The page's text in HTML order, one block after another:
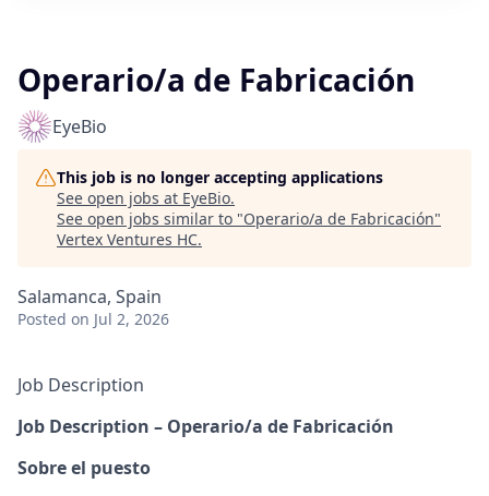
Operario/a de Fabricación
EyeBio
This job is no longer accepting applications
See open jobs at EyeBio.
See open jobs similar to "Operario/a de Fabricación"
Vertex Ventures HC.
Salamanca, Spain
Posted on Jul 2, 2026
Job Description
Job Description – Operario/a de Fabricación
Sobre el puesto